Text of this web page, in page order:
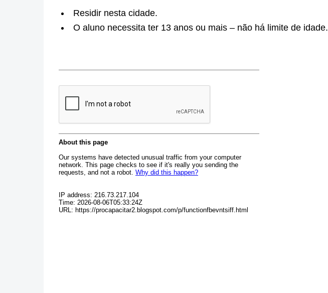
Residir nesta cidade.
O aluno necessita ter 13 anos ou mais – não há limite de idade.